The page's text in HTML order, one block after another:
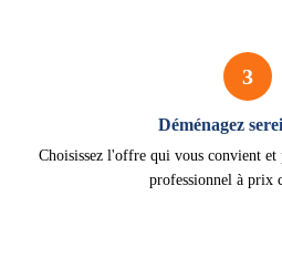
3
Déménagez
Choisissez l'offre qui vous convient et
professionnel à prix